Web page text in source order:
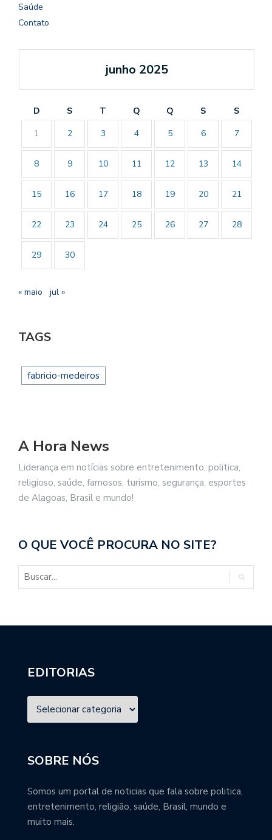
Saúde
Contato
junho 2025
D S T Q Q S
S
1
2 3 4 5 6 7
8 9 10 11 12 13 14
15 16 17 18 19 20 21
22 23 24 25 26 27 28
29 30
« maio jul »
TAGS
fabricio-medeiros
A Hora News
Liderança em notícias sobre entretenimento, politica,
religioso, saúde, famosos, turismo, segurança, esportes
de Alagoas, Brasil e mundo!
O QUE VOCÊ PROCURA NO SITE?
EDITORIAS
SOBRE NÓS
Somos um portal de noticias que fala sobre politica,
entretenimento, religião, saúde, Brasil, mundo e
muito mais.